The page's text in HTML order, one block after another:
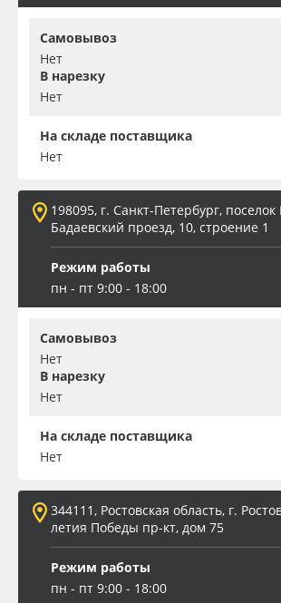
Заготовки для сувениров
Самовывоз
Нет
В нарезку
Нет
На складе поставщика
Нет
198095, г. Санкт-Петербург,
Бадаевский проезд, 10, строение 1
Режим работы
пн - пт 9:00 - 18:00
Самовывоз
Нет
В нарезку
Нет
На складе поставщика
Нет
344111, Ростовская область, г.
летия Победы пр-кт, дом 75
Режим работы
пн - пт 9:00 - 18:00